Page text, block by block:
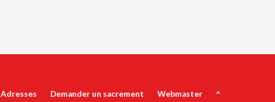
Adresses Demander un sacrement Webmaster ^